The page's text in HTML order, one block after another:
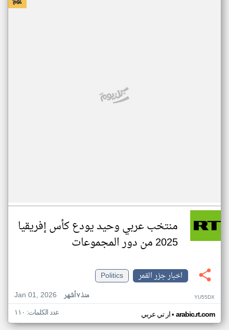
منتخب عربي وحيد يودع كأس إفريقيا
2025 من دور المجموعات
اخبار جزر القمر
Politics
Jan 01, 2026
منذ ٧ أشهر YU55DX
ار تي عربي• arabic.rt.com عدد الكلمات: ١١٠